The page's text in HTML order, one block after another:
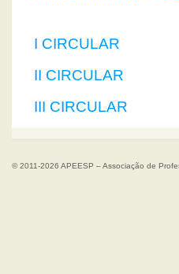
I CIRCULAR
II CIRCULAR
III CIRCULAR
© 2011-2026 APEESP – Associação de